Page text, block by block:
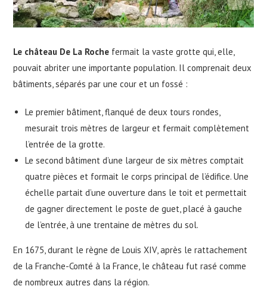
Le château De La Roche fermait la vaste grotte qui, elle,
pouvait abriter une importante population. Il comprenait deux
bâtiments, séparés par une cour et un fossé :
Le premier bâtiment, flanqué de deux tours rondes,
mesurait trois mètres de largeur et fermait complètement
l’entrée de la grotte.
Le second bâtiment d’une largeur de six mètres comptait
quatre pièces et formait le corps principal de l’édifice. Une
échelle partait d’une ouverture dans le toit et permettait
de gagner directement le poste de guet, placé à gauche
de l’entrée, à une trentaine de mètres du sol.
En 1675, durant le règne de Louis XIV, après le rattachement
de la Franche-Comté à la France, le château fut rasé comme
de nombreux autres dans la région.